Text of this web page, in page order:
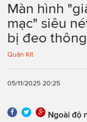
Màn hình
mạc" siêu
bị đeo
Quân Kít
05/11/2025 20:25
Ngoài độ